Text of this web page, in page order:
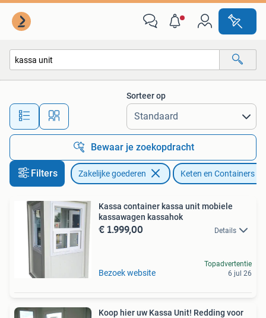
Alle afstanden…
Sorteer op
Bewaar je zoekopdracht
Filters Zakelijke goederen Keten en Containers
Kassa container kassa unit mobiele
kassawagen kassahok
€ 1.999,00 Details
Bezoek website
Topadvertentie
6 jul 26
Koop hier uw Kassa Unit! Redding voor